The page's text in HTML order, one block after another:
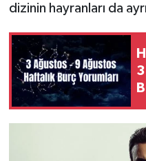
dizinin hayranları da